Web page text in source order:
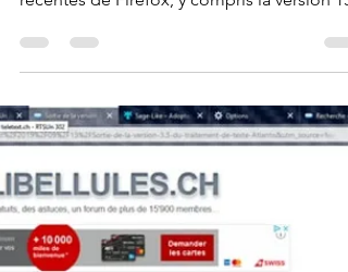
12 avr. 2025
1 min de lecture
Comment vider le cache de Firefox
Pour vider le cache de Firefox, suis ces
étapes (elles sont valables pour les versions
récentes de Firefox, y compris la version